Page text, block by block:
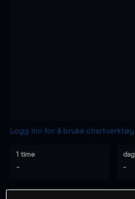
Logg inn for å bruke chartverktøy
1 time
-
dag
-